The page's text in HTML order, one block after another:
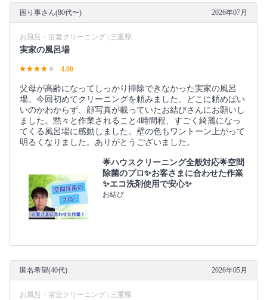
困り事さん(80代〜) 2026年07月
お風呂・浴室クリーニング | 三重県
実家の風呂場
4.00
父母が高齢になってしっかり掃除できなかった実家の風呂
場。今回初めてクリーニングを頼みました。どこに頼めばい
いのかわからず、顔写真が載っていたお結びさんにお願いし
ました。黙々と作業されること4時間程、すごく綺麗になっ
てくる風呂場に感動しました。壁の色もワントーン上がって
明るくなりました。ありがとうございました。
🌟ハウスクリーニング全般対応🌟空間
除菌のプロ✨お客さまに合わせた作業
✨エコ洗剤使用で安心✨
お結び
匿名希望(40代) 2026年05月
お風呂・浴室クリーニング | 三重県